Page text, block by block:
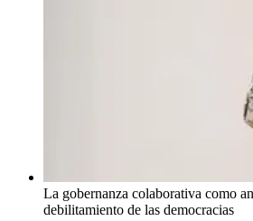
La gobernanza colaborativa como
debilitamiento de las democracias